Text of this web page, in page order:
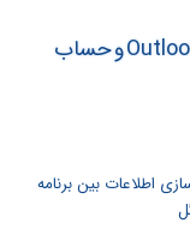
افزونه همگام سازی اطلاعات بین برنامه Outlook و حساب